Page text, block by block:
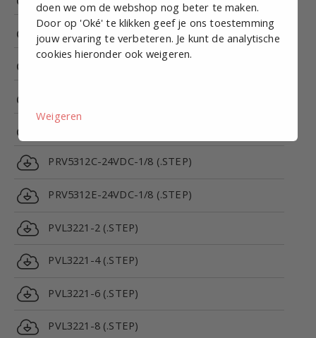
PRV5221-220VAC-1/4 (.STEP)
PRV5211-220VAC-1/8 (.STEP)
PRV5312C-24VDC-1/8 (.STEP)
PRV5312E-24VDC-1/8 (.STEP)
PVL3221-2 (.STEP)
PVL3221-4 (.STEP)
PVL3221-6 (.STEP)
PVL3221-8 (.STEP)
doen we om de webshop nog beter te maken.
Door op 'Oké' te klikken geef je ons toestemming
jouw ervaring te verbeteren. Je kunt de analytische
cookies hieronder ook weigeren.
Weigeren